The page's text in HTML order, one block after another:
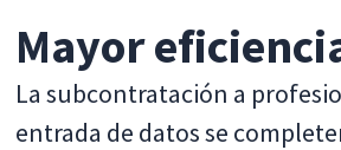
Mayor
La subcontratación a
entrada de datos se